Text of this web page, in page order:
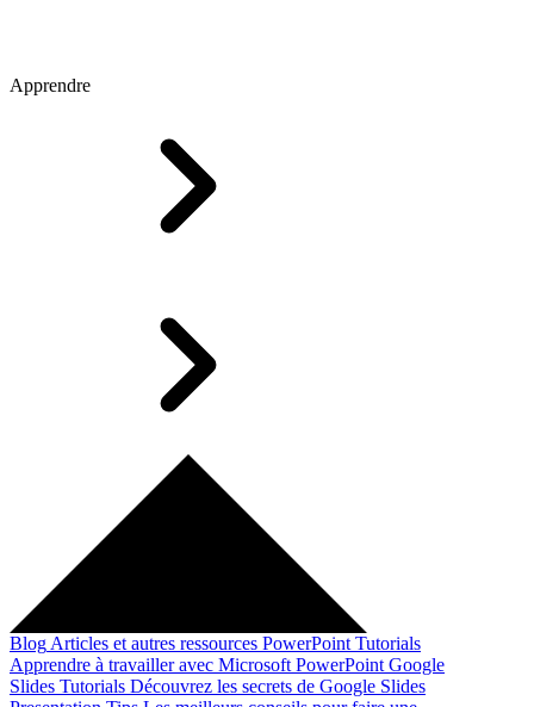
Apprendre
Blog Articles et autres ressources PowerPoint Tutorials
Apprendre à travailler avec Microsoft PowerPoint Google
Slides Tutorials Découvrez les secrets de Google Slides